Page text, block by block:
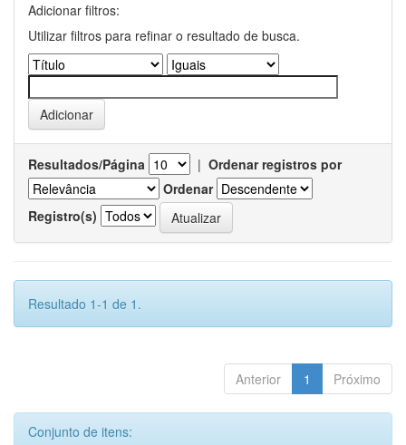
Adicionar filtros:
Utilizar filtros para refinar o resultado de busca.
Resultados/Página | Ordenar registros por
Ordenar
Registro(s)
Resultado 1-1 de 1.
Anterior 1 Próximo
Conjunto de itens: